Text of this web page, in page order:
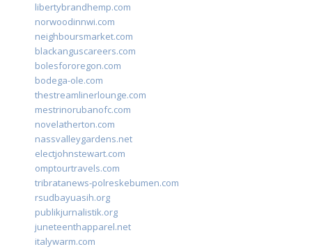
libertybrandhemp.com
norwoodinnwi.com
neighboursmarket.com
blackanguscareers.com
bolesfororegon.com
bodega-ole.com
thestreamlinerlounge.com
mestrinorubanofc.com
novelatherton.com
nassvalleygardens.net
electjohnstewart.com
omptourtravels.com
tribratanews-polreskebumen.com
rsudbayuasih.org
publikjurnalistik.org
juneteenthapparel.net
italywarm.com